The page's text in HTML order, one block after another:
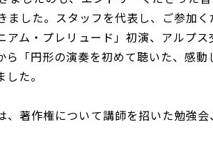
した。スタッフを代表し、ご参加く
ム・プレリュード」初演、アルプ
「円形の演奏を初めて聴いた、感動
た。
著作権について講師を招いた勉強